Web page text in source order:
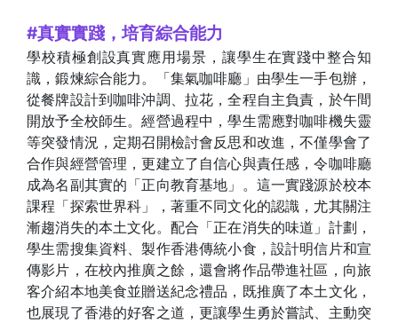
#真實實踐，培育綜合能力
學校積極創設真實應用場景，讓學生在實踐中整合知
識，鍛煉綜合能力。「集氣咖啡廳」由學生一手包辦，
從餐牌設計到咖啡沖調、拉花，全程自主負責，於午間
開放予全校師生。經營過程中，學生需應對咖啡機失靈
等突發情況，定期召開檢討會反思和改進，不僅學會了
合作與經營管理，更建立了自信心與責任感，令咖啡廳
成為名副其實的「正向教育基地」。這一實踐源於校本
課程「探索世界科」，著重不同文化的認識，尤其關注
漸趨消失的本土文化。配合「正在消失的味道」計劃，
學生需搜集資料、製作香港傳統小食，設計明信片和宣
傳影片，在校內推廣之餘，還會將作品帶進社區，向旅
客介紹本地美食並贈送紀念禮品，既推廣了本土文化，
也展現了香港的好客之道，更讓學生勇於嘗試、主動突